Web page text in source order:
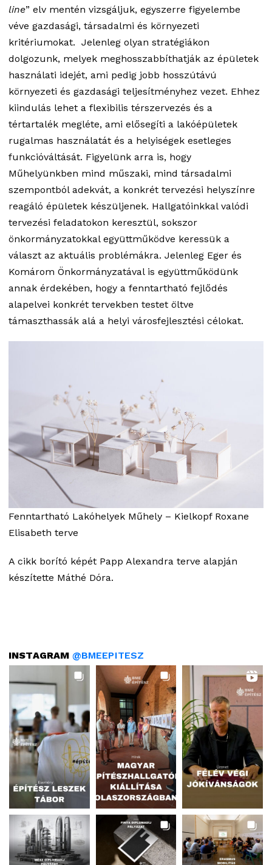
line” elv mentén vizsgáljuk, egyszerre figyelembe
véve gazdasági, társadalmi és környezeti
kritériumokat. Jelenleg olyan stratégiákon
dolgozunk, melyek meghosszabbíthatják az épületek
használati idejét, ami pedig jobb hosszútávú
környezeti és gazdasági teljesítményhez vezet. Ehhez
kiindulás lehet a flexibilis térszervezés és a
tértartalék megléte, ami elősegíti a lakóépületek
rugalmas használatát és a helyiségek esetleges
funkcióváltását. Figyelünk arra is, hogy
Műhelyünkben mind műszaki, mind társadalmi
szempontból adekvát, a konkrét tervezési helyszínre
reagáló épületek készüljenek. Hallgatóinkkal valódi
tervezési feladatokon keresztül, sokszor
önkormányzatokkal együttműködve keressük a
választ az aktuális problémákra. Jelenleg Eger és
Komárom Önkormányzatával is együttműködünk
annak érdekében, hogy a fenntartható fejlődés
alapelvei konkrét tervekben testet öltve
támaszthassák alá a helyi városfejlesztési célokat.
Fenntartható Lakóhelyek Műhely – Kielkopf Roxane
Elisabeth terve
A cikk borító képét Papp Alexandra terve alapján
készítette Máthé Dóra.
INSTAGRAM @BMEEPITESZ